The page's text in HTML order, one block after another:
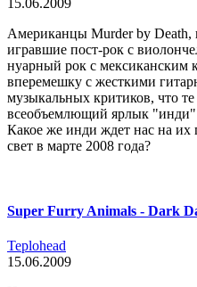
15.06.2009
Американцы Murder by Death,
игравшие пост-рок с
нуарный рок с мексиканским
вперемешку с жесткими
музыкальных критиков, что
всеобъемлющий ярлык "инди"
Какое же инди ждет нас на их
свет в марте 2008 года?
Super Furry Animals - Dark
Teplohead
15.06.2009